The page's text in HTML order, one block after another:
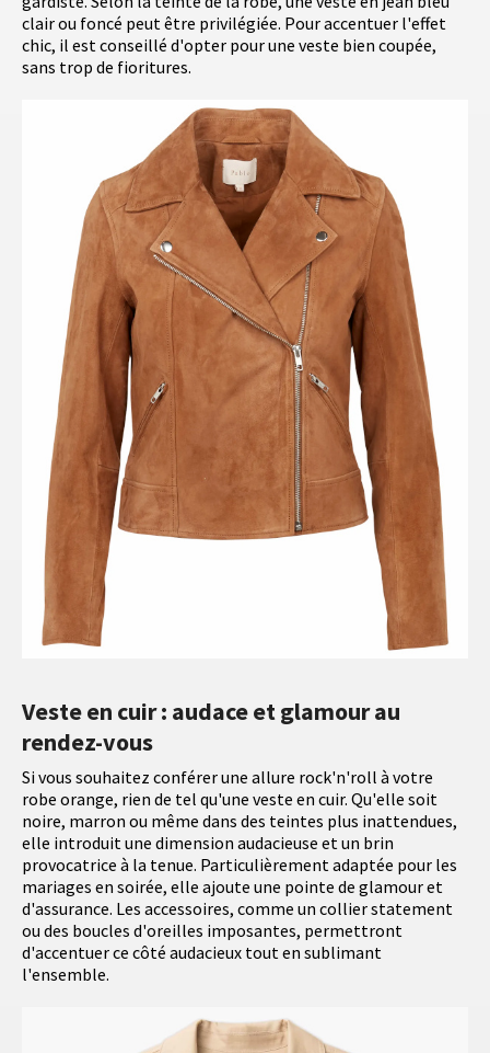
clair ou foncé peut être privilégiée. Pour accentuer l'effet
chic, il est conseillé d'opter pour une veste bien coupée,
sans trop de fioritures.
Veste en cuir : audace et glamour au
rendez-vous
Si vous souhaitez conférer une allure rock'n'roll à votre
robe orange, rien de tel qu'une veste en cuir. Qu'elle soit
noire, marron ou même dans des teintes plus inattendues,
elle introduit une dimension audacieuse et un brin
provocatrice à la tenue. Particulièrement adaptée pour les
mariages en soirée, elle ajoute une pointe de glamour et
d'assurance. Les accessoires, comme un collier statement
ou des boucles d'oreilles imposantes, permettront
d'accentuer ce côté audacieux tout en sublimant
l'ensemble.